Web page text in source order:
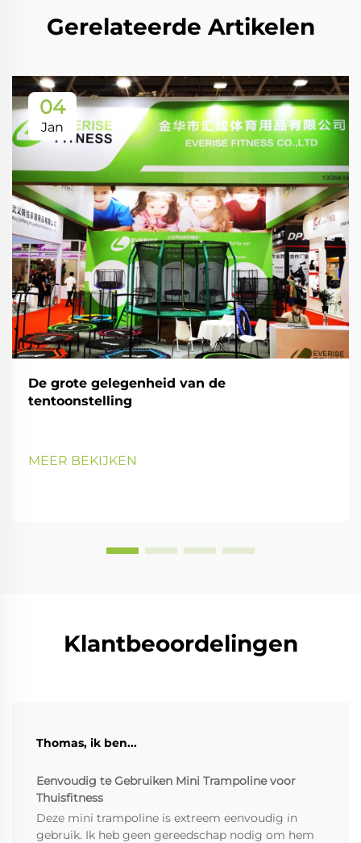
Gerelateerde Artikelen
04
Jan
De grote gelegenheid van de
tentoonstelling
MEER BEKIJKEN
Klantbeoordelingen
Thomas, ik ben...
Eenvoudig te Gebruiken Mini Trampoline voor
Thuisfitness
Deze mini trampoline is extreem eenvoudig in
gebruik. Ik heb geen gereedschap nodig om hem